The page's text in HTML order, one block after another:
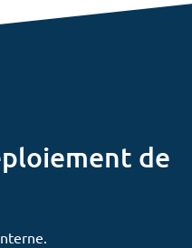
de